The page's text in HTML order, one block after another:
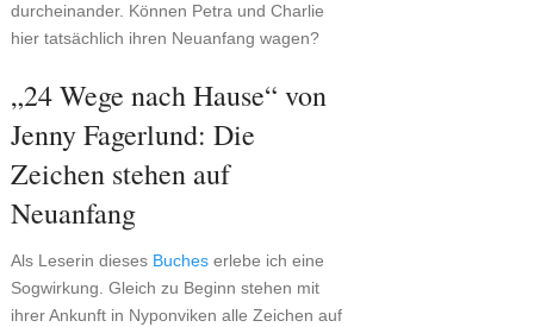
durcheinander. Können Petra und Charlie
hier tatsächlich ihren Neuanfang wagen?
„24 Wege nach Hause“ von
Jenny Fagerlund: Die
Zeichen stehen auf
Neuanfang
Als Leserin dieses Bucheserlebe ich eine
Sogwirkung. Gleich zu Beginn stehen mit
ihrer Ankunft in Nyponviken alle Zeichen auf